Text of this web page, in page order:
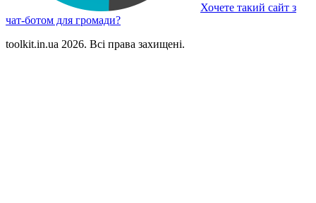
Хочете такий сайт з
чат-ботом для громади?
toolkit.in.ua 2026. Всі права захищені.